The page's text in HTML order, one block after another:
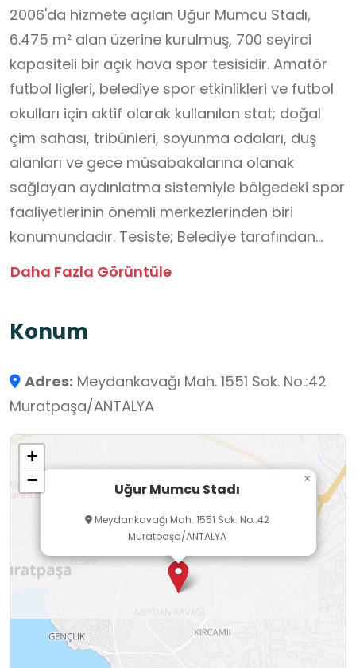
2006'da hizmete açılan Uğur Mumcu Stadı,
6.475 m² alan üzerine kurulmuş, 700 seyirci
kapasiteli bir açık hava spor tesisidir. Amatör
futbol ligleri, belediye spor etkinlikleri ve futbol
okulları için aktif olarak kullanılan stat; doğal
çim sahası, tribünleri, soyunma odaları, duş
alanları ve gece müsabakalarına olanak
sağlayan aydınlatma sistemiyle bölgedeki spor
faaliyetlerinin önemli merkezlerinden biri
konumundadır. Tesiste; Belediye tarafından
ücretsiz spor kursları düzenlenmekte, çeşitli yaş
spora erişim desteklenmektedir. Uğur Mumcu
olanaklarla başta gençler olmak üzere tüm
vatandaşların sporla buluşmasına katkı
sunmaktadır.
Daha Fazla Görüntüle
Konum
Adres: Meydankavağı Mah. 1551 Sok. No.:42
Muratpaşa/ANTALYA
Uğur Mumcu Stadı
Meydankavağı Mah. 1551 Sok. No.:42
Muratpaşa/ANTALYA
×
+
−